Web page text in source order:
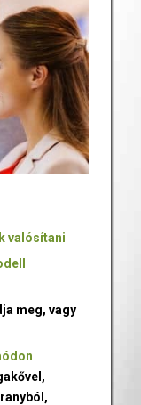
valósítani
meg, vagy